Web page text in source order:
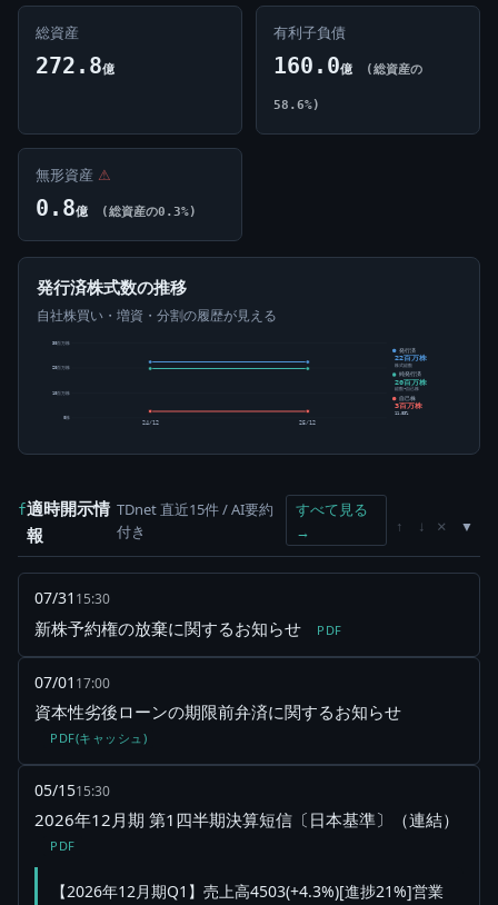
総資産
272.8億
有利子負債
160.0億 (総資産の
58.6%)
無形資産 ⚠
0.8億 (総資産の0.3%)
発行済株式数の推移
自社株買い・増資・分割の履歴が見える
0株
10百万株
20百万株
30百万株
24/12 25/12
発行済
22百万株
株式総数
純発行済
20百万株
総数-自己株
自己株
3百万株
11.83%
f適時開示情
報
TDnet 直近15件 / AI要約
付き
すべて見る
→
↑ ↓ ×
07/31 15:30
新株予約権の放棄に関するお知らせ PDF
07/01 17:00
資本性劣後ローンの期限前弁済に関するお知らせ
PDF(キャッシュ)
05/1515:30
2026年12月期 第1四半期決算短信〔日本基準〕（連結）
PDF
【2026年12月期Q1】売上高4503(+4.3%)[進捗21%]営業